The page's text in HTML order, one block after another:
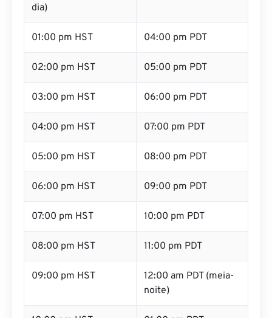
dia)
01:00 pm HST 04:00 pm PDT
02:00 pm HST 05:00 pm PDT
03:00 pm HST 06:00 pm PDT
04:00 pm HST 07:00 pm PDT
05:00 pm HST 08:00 pm PDT
06:00 pm HST 09:00 pm PDT
07:00 pm HST 10:00 pm PDT
08:00 pm HST 11:00 pm PDT
09:00 pm HST
12:00 am PDT (meia-
noite)